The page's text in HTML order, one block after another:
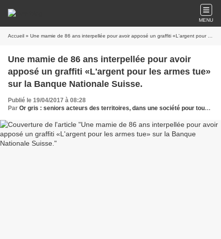
MENU
Accueil » Une mamie de 86 ans interpellée pour avoir apposé un graffiti «L'argent pour les armes tue» sur la Banque Nationale Suisse.
Une mamie de 86 ans interpellée pour avoir
apposé un graffiti «L'argent pour les armes tue»
sur la Banque Nationale Suisse.
Publié le 19/04/2017 à 08:28
Par Or gris : seniors acteurs des territoires, dans une société pour tous les âges